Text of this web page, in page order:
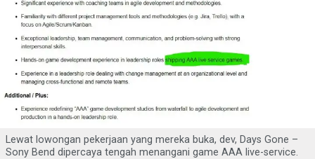
Lewat lowongan pekerjaan yang mereka buka, dev, Days Gone –
Sony Bend dipercaya tengah menangani game AAA live-service.